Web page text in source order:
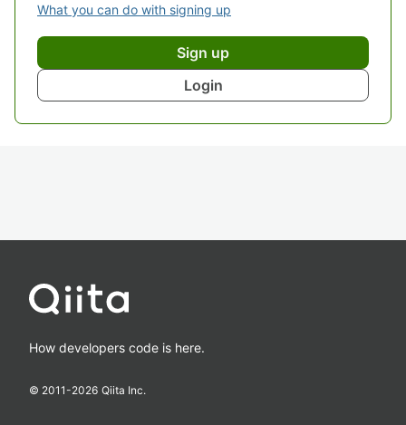
What you can do with signing up
Sign up
Login
How developers code is here.
© 2011-2026 Qiita Inc.